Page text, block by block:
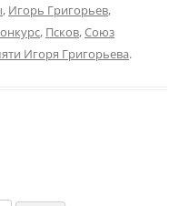
, Игорь Григорьев,
, Псков,Союз
Игоря Григорьева.